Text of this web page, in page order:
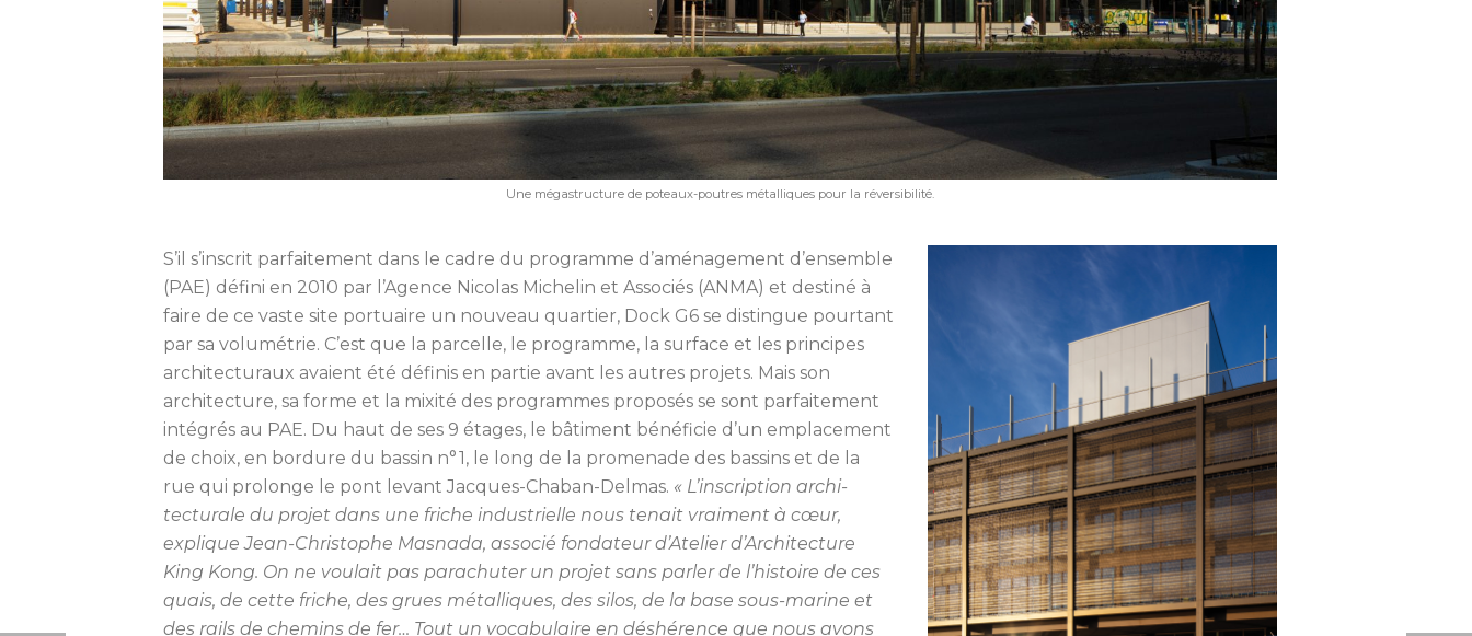
Une mégastructure de poteaux-poutres métalliques pour la réversibilité.
S’il s’inscrit parfaitement dans le cadre du programme d’aménagement d’ensemble
(PAE) défini en 2010 par l’Agence Nicolas Michelin et Associés (ANMA) et destiné à
faire de ce vaste site portuaire un nouveau quartier, Dock G6 se distingue pourtant
par sa volumétrie. C’est que la parcelle, le programme, la surface et les principes
architecturaux avaient été définis en partie avant les autres projets. Mais son
architecture, sa forme et la mixité des programmes proposés se sont parfaitement
intégrés au PAE. Du haut de ses 9 étages, le bâtiment bénéficie d’un emplacement
de choix, en bordure du bassin n° 1, le long de la promenade des bassins et de la
rue qui prolonge le pont levant Jacques-Chaban-Delmas. « L’inscription archi­
tecturale du projet dans une friche industrielle nous tenait vraiment à cœur,
explique Jean-Christophe Masnada, associé fondateur d’Atelier d’Architecture
King Kong. On ne voulait pas parachuter un projet sans parler de l’histoire de ces
quais, de cette friche, des grues métalliques, des silos, de la base sous-marine et
des rails de chemins de fer… Tout un vocabulaire en déshérence que nous avons